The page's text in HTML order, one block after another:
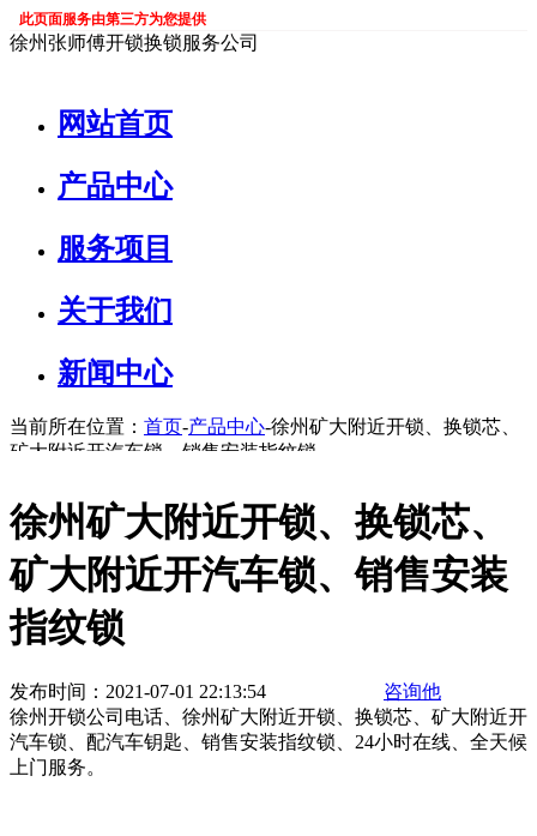
此页面服务由第三方为您提供
徐州张师傅开锁换锁服务公司
网站首页
产品中心
服务项目
关于我们
新闻中心
当前所在位置： 首页-产品中心-徐州矿大附近开锁、换锁芯、
矿大附近开汽车锁、销售安装指纹锁
徐州矿大附近开锁、换锁芯、
矿大附近开汽车锁、销售安装
指纹锁
发布时间：2021-07-01 22:13:54
咨询他
徐州开锁公司电话、徐州矿大附近开锁、换锁芯、矿大附近开
汽车锁、配汽车钥匙、销售安装指纹锁、24小时在线、全天候
上门服务。